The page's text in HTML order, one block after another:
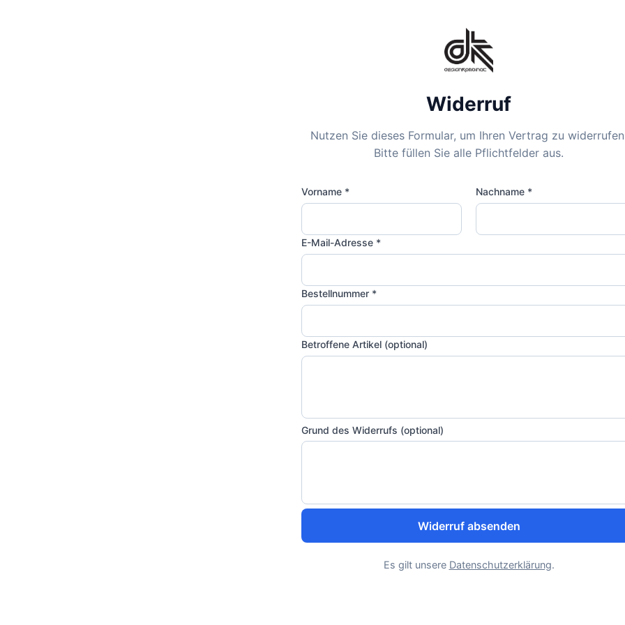
Widerruf
Nutzen Sie dieses Formular, um Ihren Vertrag zu
Bitte füllen Sie alle Pflichtfelder aus.
Vorname * Nachname *
E-Mail-Adresse *
Bestellnummer *
Betroffene Artikel (optional)
Grund des Widerrufs (optional)
Widerruf absenden
Es gilt unsere Datenschutzerklärung.